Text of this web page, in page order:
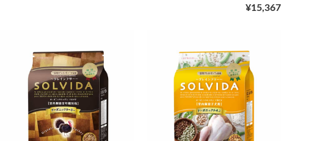
¥15,367